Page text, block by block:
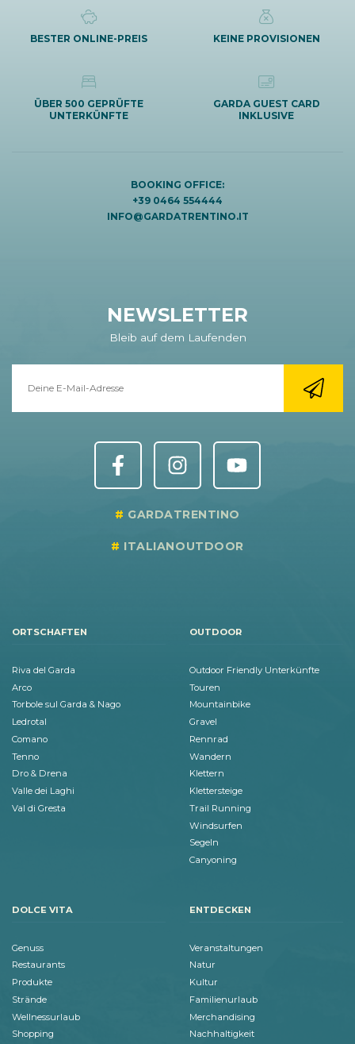
BESTER ONLINE-PREIS KEINE PROVISIONEN
ÜBER 500 GEPRÜFTE
UNTERKÜNFTE
GARDA GUEST CARD
INKLUSIVE
BOOKING OFFICE:
+39 0464 554444
INFO@GARDATRENTINO.IT
NEWSLETTER
Bleib auf dem Laufenden
GARDATRENTINO
ITALIANOUTDOOR
ORTSCHAFTEN
Riva del Garda
Arco
Torbole sul Garda & Nago
Ledrotal
Comano
Tenno
Dro & Drena
Valle dei Laghi
Val di Gresta
OUTDOOR
Outdoor Friendly Unterkünfte
Touren
Mountainbike
Gravel
Rennrad
Wandern
Klettern
Klettersteige
Trail Running
Windsurfen
Segeln
Canyoning
DOLCE VITA
Genuss
Restaurants
Produkte
Strände
Wellnessurlaub
Shopping
ENTDECKEN
Veranstaltungen
Natur
Kultur
Familienurlaub
Merchandising
Nachhaltigkeit